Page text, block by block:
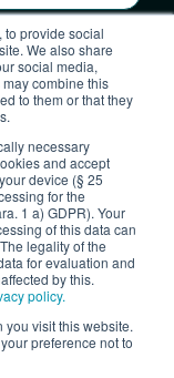
to provide social
We also share
social media,
combine this
to them or that they
necessary
and accept
device (§ 25
for the
1 a) GDPR). Your
of this data can
legality of the
for evaluation and
by this.
policy.
you visit this website.
preference not to
robotics mit
Datenschutz